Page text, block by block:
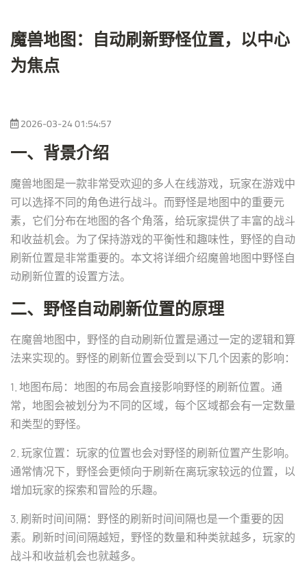
魔兽地图：自动刷新野怪位置，以中心
为焦点
2026-03-24 01:54:57
一、背景介绍
魔兽地图是一款非常受欢迎的多人在线游戏，玩家在游戏中
可以选择不同的角色进行战斗。而野怪是地图中的重要元
素，它们分布在地图的各个角落，给玩家提供了丰富的战斗
和收益机会。为了保持游戏的平衡性和趣味性，野怪的自动
刷新位置是非常重要的。本文将详细介绍魔兽地图中野怪自
动刷新位置的设置方法。
二、野怪自动刷新位置的原理
在魔兽地图中，野怪的自动刷新位置是通过一定的逻辑和算
法来实现的。野怪的刷新位置会受到以下几个因素的影响：
1. 地图布局：地图的布局会直接影响野怪的刷新位置。通
常，地图会被划分为不同的区域，每个区域都会有一定数量
和类型的野怪。
2. 玩家位置：玩家的位置也会对野怪的刷新位置产生影响。
通常情况下，野怪会更倾向于刷新在离玩家较远的位置，以
增加玩家的探索和冒险的乐趣。
3. 刷新时间间隔：野怪的刷新时间间隔也是一个重要的因
素。刷新时间间隔越短，野怪的数量和种类就越多，玩家的
战斗和收益机会也就越多。